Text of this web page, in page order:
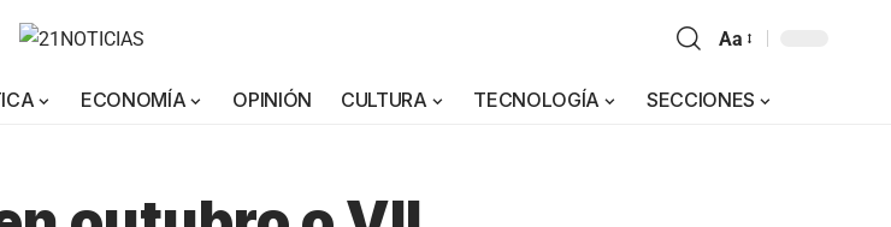
Aa
ECONOMÍA OPINIÓN CULTURA TECNOLOGÍA SECCIONES